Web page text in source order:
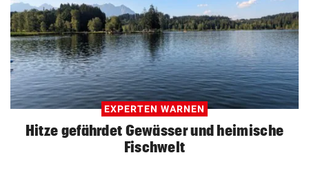
EXPERTEN WARNEN
Hitze gefährdet Gewässer und heimische
Fischwelt